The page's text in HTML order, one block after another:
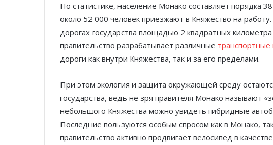
По статистике, население Монако составляет порядка
около 52 000 человек приезжают в Княжество на
дорогах государства площадью 2 квадратных
правительство разрабатывает различные транспортные
дороги как внутри Княжества, так и за его пределами.
При этом экология и защита окружающей среду
государства, ведь не зря правителя Монако называют
небольшого Княжества можно увидеть гибридные
Последние пользуются особым спросом как в Монако,
правительство активно продвигает велосипед в